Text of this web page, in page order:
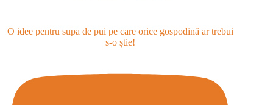
O idee pentru supa de pui pe care orice gospodină ar trebui
s-o știe!